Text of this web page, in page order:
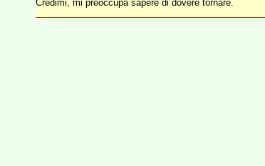
Credimi, mi preoccupa sapere di dovere tornare.